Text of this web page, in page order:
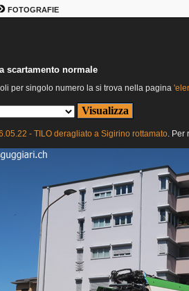
FOTOGRAFIE
scartamento normale
per singolo numero la si trova nella pagina
- TILO deragliato a Sigirino rottamato. Per